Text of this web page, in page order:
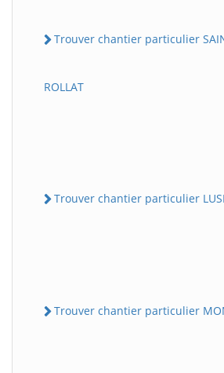
Trouver chantier particulier
ROLLAT
Trouver chantier particulier
Trouver chantier particulier